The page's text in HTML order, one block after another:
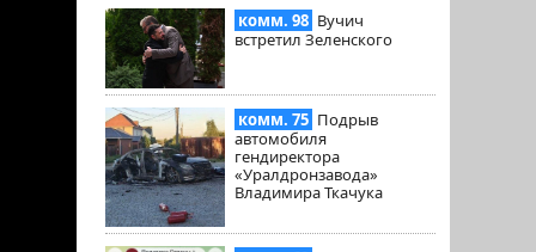
комм. 98 Вучич
встретил Зеленского
комм. 75 Подрыв
автомобиля
гендиректора
«Уралдронзавода»
Владимира Ткачука